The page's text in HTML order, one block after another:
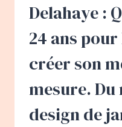
À
ET
&
Delahaye :
24 ans
créer son
mesure.
design de